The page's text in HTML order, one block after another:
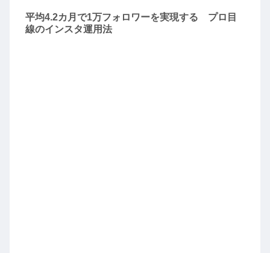
平均4.2カ月で1万フォロワーを実現する プロ目
線のインスタ運用法